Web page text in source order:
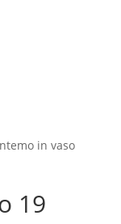
in vaso
19